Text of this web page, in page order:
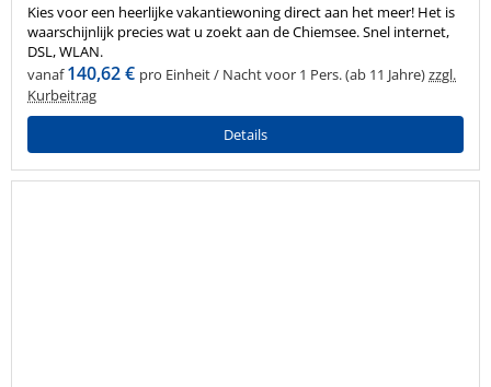
Kies voor een heerlijke vakantiewoning direct aan het meer! Het is
waarschijnlijk precies wat u zoekt aan de Chiemsee. Snel internet,
DSL, WLAN.
vanaf 140,62 € pro Einheit / Nacht voor 1 Pers. (ab 11 Jahre)zzgl.
Kurbeitrag
Details